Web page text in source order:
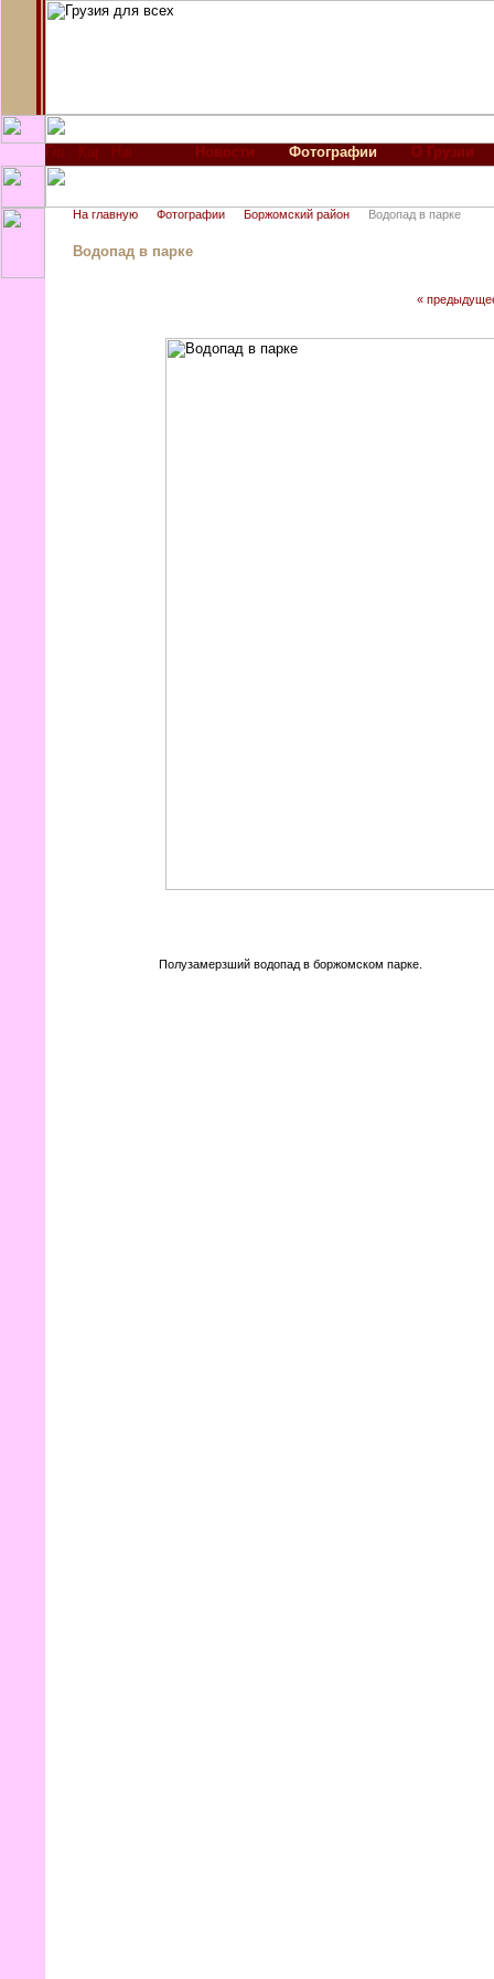
Новости Фотографии О Грузии
На главную Фотографии Боржомский район Водопад в парке
Водопад в парке
«
Полузамерзший водопад в боржомском парке.